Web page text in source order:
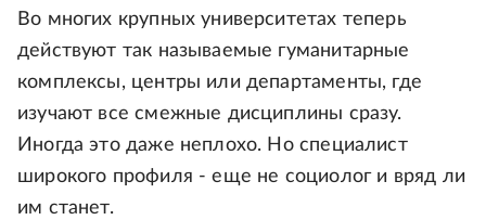
Во многих крупных университетах теперь
действуют так называемые гуманитарные
комплексы, центры или департаменты, где
изучают все смежные дисциплины сразу.
Иногда это даже неплохо. Но специалист
широкого профиля - еще не социолог и вряд ли
им станет.